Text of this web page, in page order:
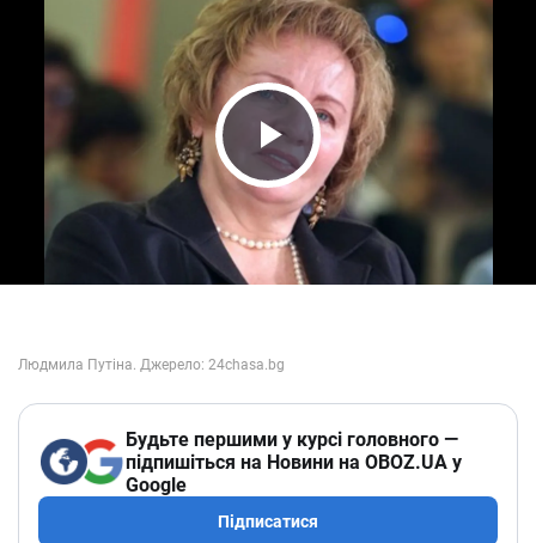
Play Video
Будьте першими у курсі головного —
підпишіться на Новини на OBOZ.UA у
Google
Підписатися